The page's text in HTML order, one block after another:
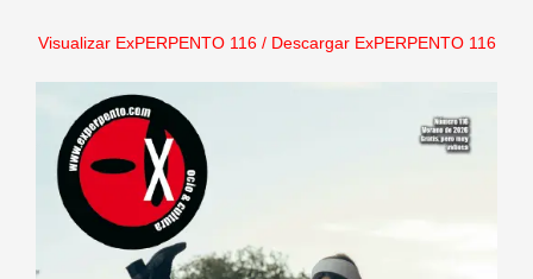
Visualizar ExPERPENTO 116/ Descargar ExPERPENTO 116